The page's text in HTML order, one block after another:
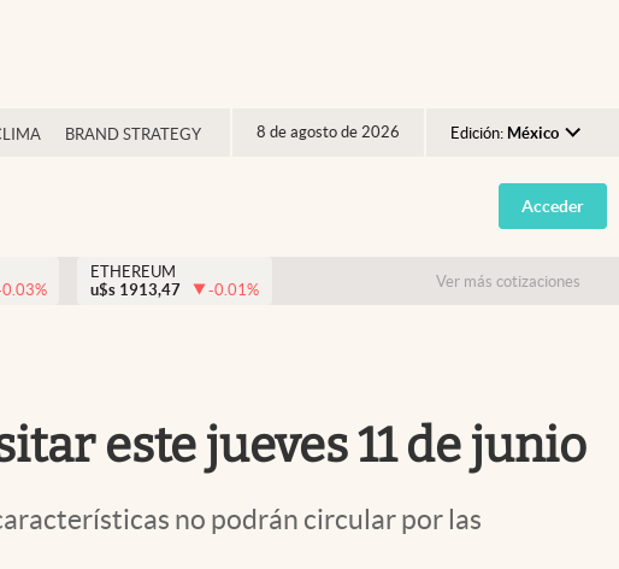
BRAND STRATEGY 8 de agosto de 2026 Edición: México
Argentina
España
USA
Acceder
%
ETHEREUM
u$s 1913,47 -0.01% Ver más cotizaciones
este jueves 11 de junio
no podrán circular por las